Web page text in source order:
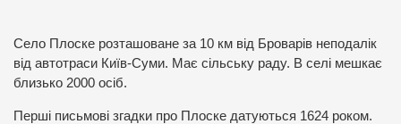
Село Плоске розташоване за 10 км від Броварів неподалік
від автотраси Київ-Суми. Має сільську раду. В селі мешкає
близько 2000 осіб.
Перші письмові згадки про Плоске датуються 1624 роком.